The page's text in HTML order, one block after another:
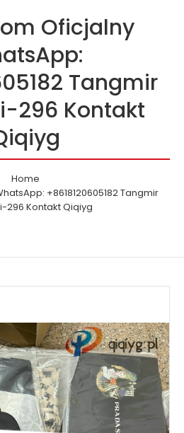
Oficjalny
Tangmir
296 Kontakt
Home
+8618120605182 Tangmir
296 Kontakt Qiqiyg